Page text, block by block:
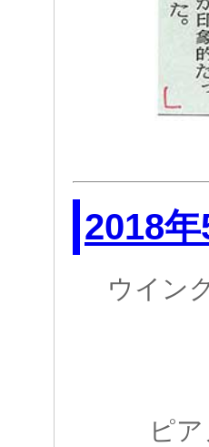
2018
ウイン
ピ